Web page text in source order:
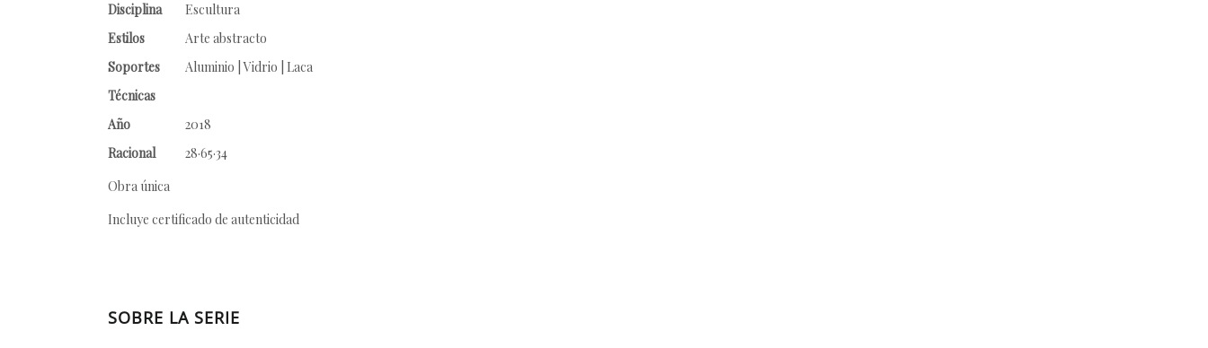
Disciplina
Escultura
Estilos
Arte abstracto
Soportes
Aluminio | Vidrio | Laca
Técnicas
Año
2018
Racional
28·65·34
Obra única
Incluye certificado de autenticidad
SOBRE LA SERIE